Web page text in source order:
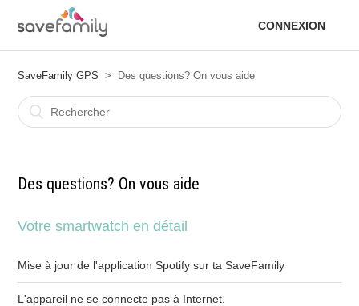
CONNEXION
SaveFamily GPS Des questions? On vous aide
Des questions? On vous aide
Votre smartwatch en détail
Mise à jour de l'application Spotify sur ta SaveFamily
L'appareil ne se connecte pas à Internet.